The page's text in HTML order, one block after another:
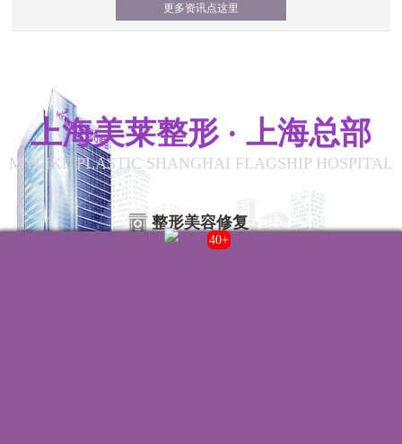
更多资讯点这里
上海美莱整形 · 上海总部
MYLIKE PLASTIC SHANGHAI FLAGSHIP HOSPITAL
整形美容修复
43+